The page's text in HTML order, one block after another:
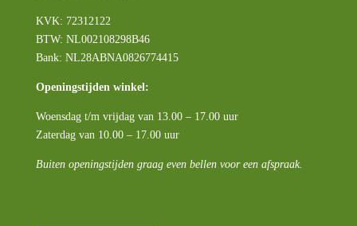
KVK: 72312122
BTW: NL002108298B46
Bank: NL28ABNA0826774415
Openingstijden winkel:
Woensdag t/m vrijdag van 13.00 – 17.00 uur
Zaterdag van 10.00 – 17.00 uur
Buiten openingstijden graag even bellen voor een afspraak.